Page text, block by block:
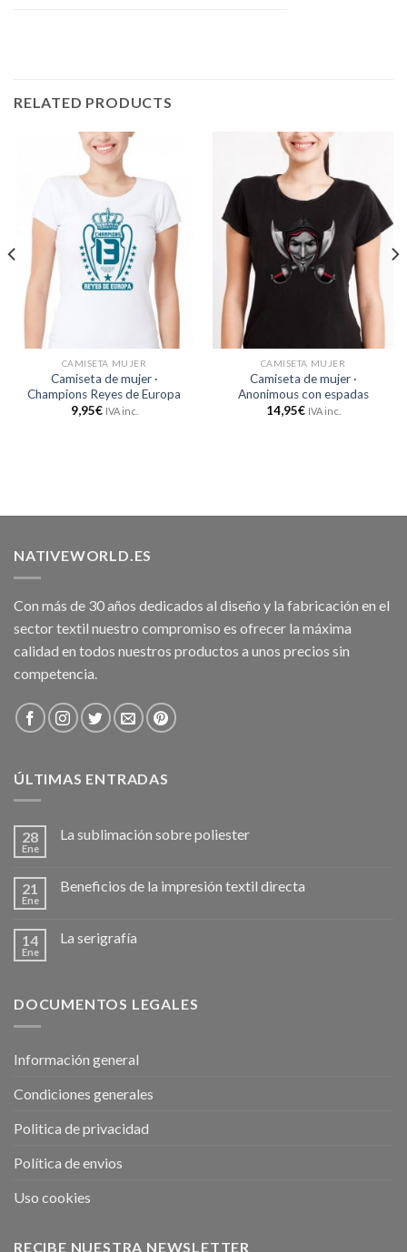
RELATED PRODUCTS
CAMISETA MUJER
Camiseta de mujer ·
Champions Reyes de Europa
9,95€ IVA inc.
CAMISETA MUJER
Camiseta de mujer ·
Anonimous con espadas
14,95€ IVA inc.
NATIVEWORLD.ES
Con más de 30 años dedicados al diseño y la fabricación en el
sector textil nuestro compromiso es ofrecer la máxima
calidad en todos nuestros productos a unos precios sin
competencia.
ÚLTIMAS ENTRADAS
28
Ene
La sublimación sobre poliester
21
Ene
Beneficios de la impresión textil directa
14
Ene
La serigrafía
DOCUMENTOS LEGALES
Información general
Condiciones generales
Politica de privacidad
Política de envios
Uso cookies
RECIBE NUESTRA NEWSLETTER